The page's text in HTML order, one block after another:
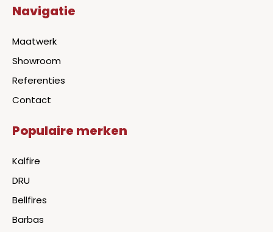
Navigatie
Maatwerk
Showroom
Referenties
Contact
Populaire merken
Kalfire
DRU
Bellfires
Barbas